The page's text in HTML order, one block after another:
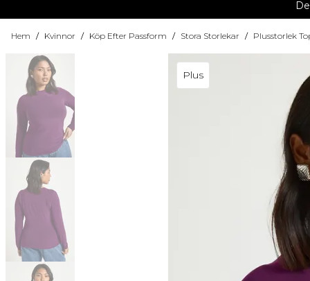
Hem / Kvinnor / Köp Efter Passform / Stora Storlekar / Plusstorlek
Plus